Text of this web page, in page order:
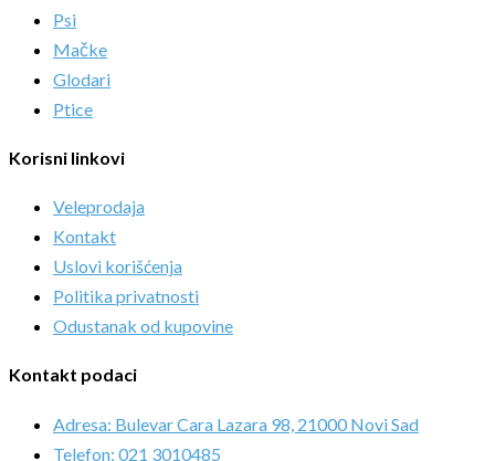
Psi
Mačke
Glodari
Ptice
Korisni linkovi
Veleprodaja
Kontakt
Uslovi korišćenja
Politika privatnosti
Odustanak od kupovine
Kontakt podaci
Adresa: Bulevar Cara Lazara 98, 21000 Novi Sad
Telefon: 021 3010485